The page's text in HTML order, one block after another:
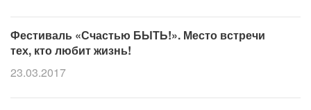
Фестиваль «Счастью БЫТЬ!». Место встречи
тех, кто любит жизнь!
23.03.2017